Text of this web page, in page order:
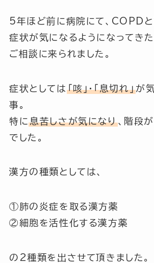
5年ほど前に病院にて、 COPD
症状が気になるようになってきた
ご相談に来られました。
症状としては 「咳」・「息切れ」が
事。
特に息苦しさが気になり、階段
でした。
漢方の種類としては、
①肺の炎症を取る漢方薬
②細胞を活性化する漢方薬
の2種類を出させて頂きました。